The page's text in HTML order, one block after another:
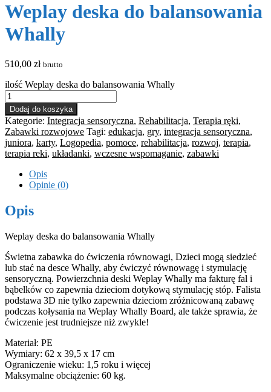
Weplay deska do balansowania
Whally
510,00 zł brutto
ilość Weplay deska do balansowania Whally
Dodaj do koszyka
Kategorie: Integracja sensoryczna, Rehabilitacja, Terapia ręki,
Zabawki rozwojowe Tagi: edukacja, gry, integracja sensoryczna,
juniora, karty, Logopedia, pomoce, rehabilitacja, rozwoj, terapia,
terapia reki, układanki, wczesne wspomaganie, zabawki
Opis
Opinie (0)
Opis
Weplay deska do balansowania Whally
Świetna zabawka do ćwiczenia równowagi, Dzieci mogą siedzieć
lub stać na desce Whally, aby ćwiczyć równowagę i stymulację
sensoryczną. Powierzchnia deski Weplay Whally ma fakturę fal i
bąbelków co zapewnia dzieciom dotykową stymulację stóp. Falista
podstawa 3D nie tylko zapewnia dzieciom zróżnicowaną zabawę
podczas kołysania na Weplay Whally Board, ale także sprawia, że
ćwiczenie jest trudniejsze niż zwykle!
Materiał: PE
Wymiary: 62 x 39,5 x 17 cm
Ograniczenie wieku: 1,5 roku i więcej
Maksymalne obciążenie: 60 kg.